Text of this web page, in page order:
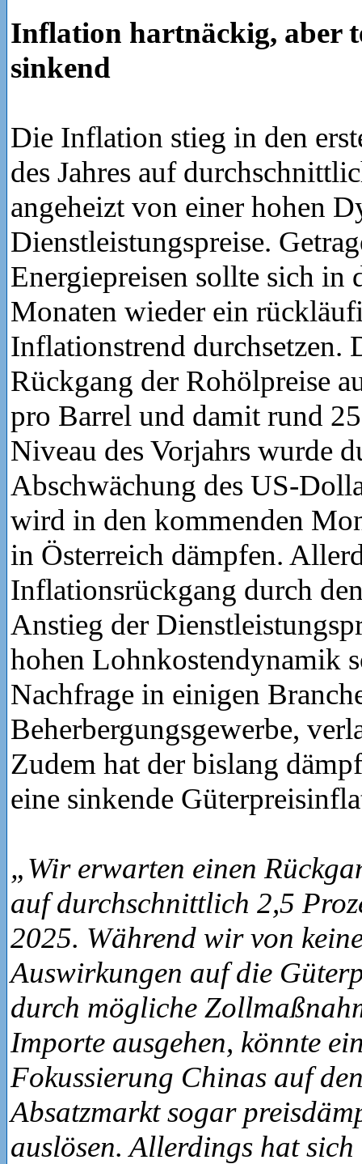
Inflation hartnäckig, aber
sinkend
Die Inflation stieg in den
des Jahres auf
angeheizt von einer hohen
Dienstleistungspreise.
Energiepreisen sollte sich in
Monaten wieder ein
Inflationstrend durchsetzen.
Rückgang der Rohölpreise
pro Barrel und damit rund
Niveau des Vorjahrs wurde
Abschwächung des US-
wird in den kommenden
in Österreich dämpfen.
Inflationsrückgang durch
Anstieg der
hohen Lohnkostendynamik
Nachfrage in einigen
Beherbergungsgewerbe,
Zudem hat der bislang
eine sinkende
„Wir erwarten einen
auf durchschnittlich 2,5
2025. Während wir von
Auswirkungen auf die
durch mögliche
Importe ausgehen, könnte
Fokussierung Chinas auf
Absatzmarkt sogar
auslösen. Allerdings hat sich